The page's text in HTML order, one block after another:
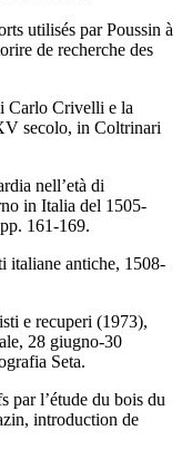
utilisés par Poussin à
de recherche des
Carlo Crivelli e la
secolo, in Coltrinari
nell’età di
in Italia del 1505-
161-169.
italiane antiche, 1508-
e recuperi (1973),
28 giugno-30
Seta.
par l’étude du bois du
introduction de